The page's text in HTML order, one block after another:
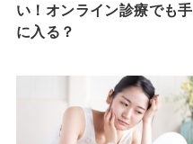
い！オンライン診療でも手
に入る？